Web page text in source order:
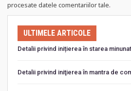
procesate datele comentariilor tale.
ULTIMELE ARTICOLE
Detalii privind inițierea în starea
Detalii privind iniţierea în mantra de